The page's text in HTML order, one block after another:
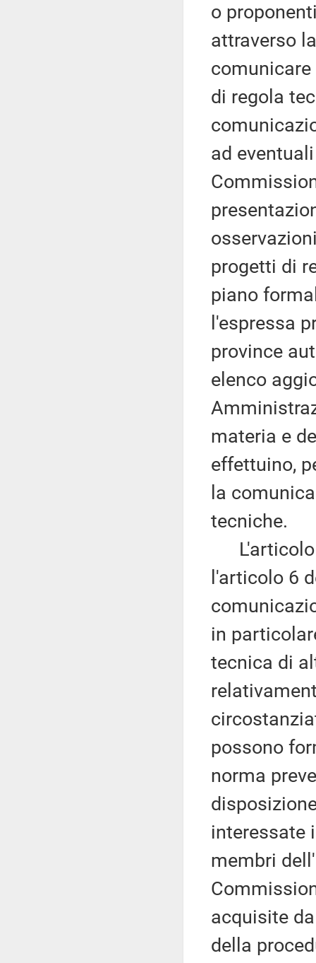
o
attraverso
di regola
ad
progetti di
piano
l'espressa
province
elenco
materia e
effettuino,
la
tecniche.
L'articolo
l'articolo 6
in
tecnica di
possono
norma
interessate
membri
acquisite
della